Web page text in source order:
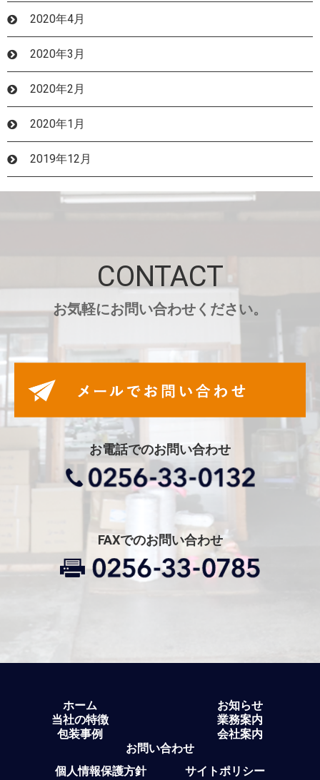
2020年4月
2020年3月
2020年2月
2020年1月
2019年12月
CONTACT
お気軽にお問い合わせください。
お電話でのお問い合わせ
FAXでのお問い合わせ
ホーム
お知らせ
当社の特徴
業務案内
包装事例
会社案内
お問い合わせ
個人情報保護方針
サイトポリシー